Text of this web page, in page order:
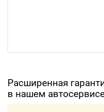
Расширенная
в нашем